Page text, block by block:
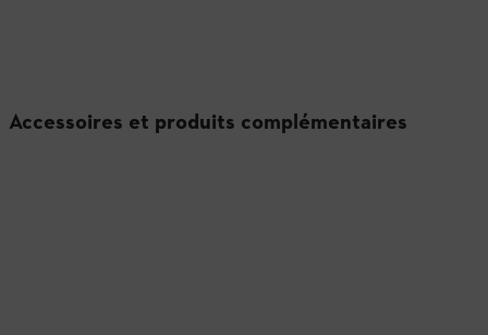
Accessoires et produits complémentaires